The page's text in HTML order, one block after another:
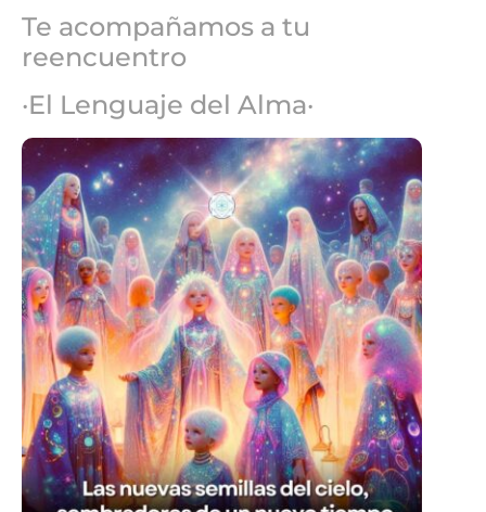
Te acompañamos a tu
reencuentro
·El Lenguaje del Alma·